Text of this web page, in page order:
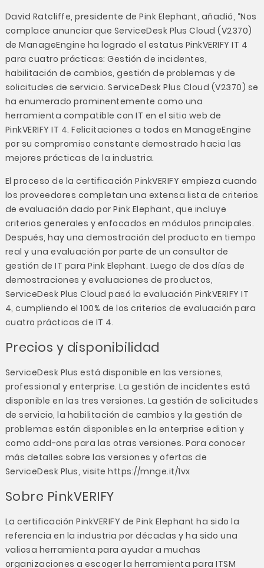
David Ratcliffe, presidente de Pink Elephant, añadió, “Nos
complace anunciar que ServiceDesk Plus Cloud (V2370)
de ManageEngine ha logrado el estatus PinkVERIFY IT 4
para cuatro prácticas: Gestión de incidentes,
habilitación de cambios, gestión de problemas y de
solicitudes de servicio. ServiceDesk Plus Cloud (V2370) se
ha enumerado prominentemente como una
herramienta compatible con IT en el sitio web de
PinkVERIFY IT 4. Felicitaciones a todos en ManageEngine
por su compromiso constante demostrado hacia las
mejores prácticas de la industria.
El proceso de la certificación PinkVERIFY empieza cuando
los proveedores completan una extensa lista de criterios
de evaluación dado por Pink Elephant, que incluye
criterios generales y enfocados en módulos principales.
Después, hay una demostración del producto en tiempo
real y una evaluación por parte de un consultor de
gestión de IT para Pink Elephant. Luego de dos días de
demostraciones y evaluaciones de productos,
ServiceDesk Plus Cloud pasó la evaluación PinkVERIFY IT
4, cumpliendo el 100% de los criterios de evaluación para
cuatro prácticas de IT 4.
Precios y disponibilidad
ServiceDesk Plus está disponible en las versiones,
professional y enterprise. La gestión de incidentes está
disponible en las tres versiones. La gestión de solicitudes
de servicio, la habilitación de cambios y la gestión de
problemas están disponibles en la enterprise edition y
como add-ons para las otras versiones. Para conocer
más detalles sobre las versiones y ofertas de
ServiceDesk Plus, visitehttps://mnge.it/1vx
Sobre PinkVERIFY
La certificación PinkVERIFY de Pink Elephant ha sido la
referencia en la industria por décadas y ha sido una
valiosa herramienta para ayudar a muchas
organizaciones a escoger la herramienta para ITSM